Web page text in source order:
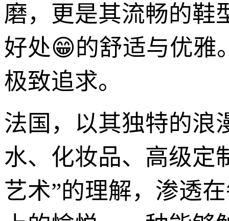
磨，更是其流畅的鞋
好处😁的舒适与优雅
极致追求。
法国，以其独特的浪
水、化妆品、高级定
艺术”的理解，渗透